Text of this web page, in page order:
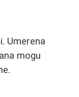
Umerena
mogu